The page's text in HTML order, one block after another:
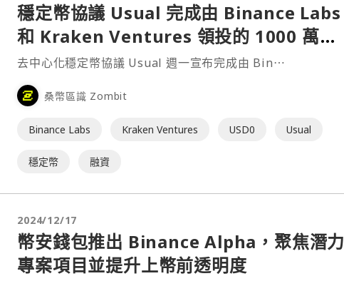
穩定幣協議 Usual 完成由 Binance Labs
和 Kraken Ventures 領投的 1000 萬美
元融資
去中心化穩定幣協議 Usual 週一宣布完成由 Bin⋯
桑幣區識 Zombit
Binance Labs Kraken Ventures USD0 Usual
穩定幣 融資
2024/12/17
幣安錢包推出 Binance Alpha，聚焦潛力
專案項目並提升上幣前透明度